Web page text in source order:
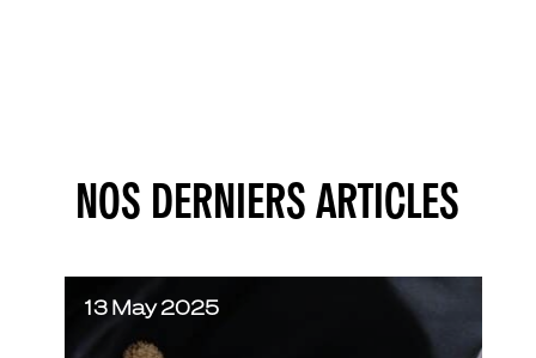
NOS DERNIERS ARTICLES
13 May 2025